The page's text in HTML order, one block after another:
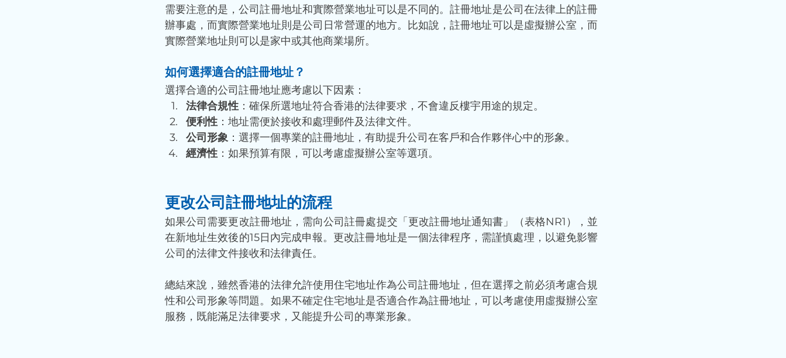
需要注意的是，公司註冊地址和實際營業地址可以是不同的。註冊地址是公司在法律上的註冊
辦事處，而實際營業地址則是公司日常營運的地方。比如說，註冊地址可以是虛擬辦公室，而
實際營業地址則可以是家中或其他商業場所。
如何選擇適合的註冊地址？
選擇合適的公司註冊地址應考慮以下因素：
法律合規性：確保所選地址符合香港的法律要求，不會違反樓宇用途的規定。
便利性：地址需便於接收和處理郵件及法律文件。
公司形象 ：選擇一個專業的註冊地址，有助提升公司在客戶和合作夥伴心中的形象。
經濟性：如果預算有限，可以考慮虛擬辦公室等選項。
更改公司註冊地址的流程
如果公司需要更改註冊地址，需向公司註冊處提交「更改註冊地址通知書」（表格NR1），並
在新地址生效後的15日內完成申報。更改註冊地址是一個法律程序，需謹慎處理，以避免影響
公司的法律文件接收和法律責任。
總結來說，雖然香港的法律允許使用住宅地址作為公司註冊地址，但在選擇之前必須考慮合規
性和公司形象等問題。如果不確定住宅地址是否適合作為註冊地址，可以考慮使用虛擬辦公室
服務，既能滿足法律要求，又能提升公司的專業形象。